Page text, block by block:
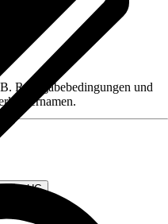
UG
Rückgabebedingungen und